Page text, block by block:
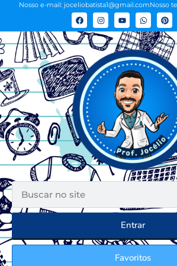
Nosso e-mail: joceliobatista1@gmail.comNosso
Entrar
Favoritos